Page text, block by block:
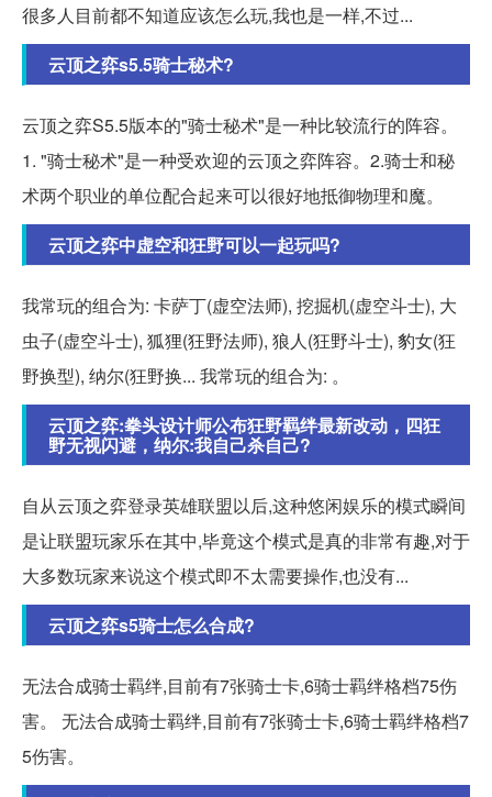
很多人目前都不知道应该怎么玩,我也是一样,不过...
云顶之弈s5.5骑士秘术?
云顶之弈S5.5版本的"骑士秘术"是一种比较流行的阵容。
1. "骑士秘术"是一种受欢迎的云顶之弈阵容。2.骑士和秘
术两个职业的单位配合起来可以很好地抵御物理和魔。
云顶之弈中虚空和狂野可以一起玩吗?
我常玩的组合为: 卡萨丁(虚空法师), 挖掘机(虚空斗士), 大
虫子(虚空斗士), 狐狸(狂野法师), 狼人(狂野斗士), 豹女(狂
野换型), 纳尔(狂野换... 我常玩的组合为: 。
云顶之弈:拳头设计师公布狂野羁绊最新改动，四狂
野无视闪避，纳尔:我自己杀自己?
自从云顶之弈登录英雄联盟以后,这种悠闲娱乐的模式瞬间
是让联盟玩家乐在其中,毕竟这个模式是真的非常有趣,对于
大多数玩家来说这个模式即不太需要操作,也没有...
云顶之弈s5骑士怎么合成?
无法合成骑士羁绊,目前有7张骑士卡,6骑士羁绊格档75伤
害。 无法合成骑士羁绊,目前有7张骑士卡,6骑士羁绊格档7
5伤害。